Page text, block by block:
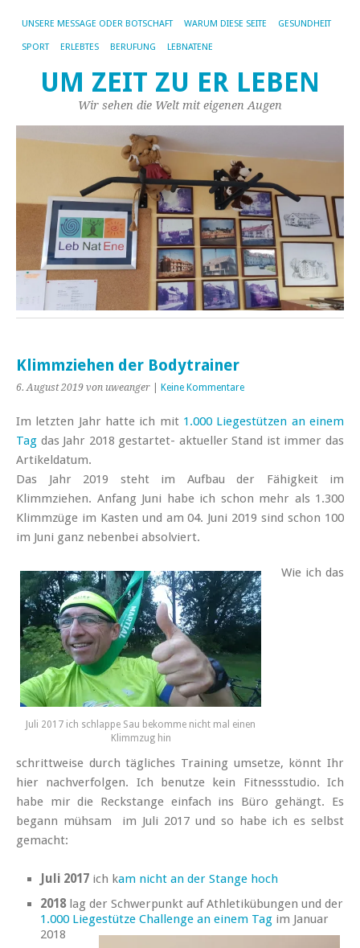
UNSERE MESSAGE ODER BOTSCHAFT WARUM DIESE SEITE GESUNDHEIT
SPORT ERLEBTES BERUFUNG LEBNATENE
UM ZEIT ZU ER LEBEN
Wir sehen die Welt mit eigenen Augen
Klimmziehen der Bodytrainer
6. August 2019 von uweanger Keine Kommentare
Im letzten Jahr hatte ich mit 1.000 Liegestützen an einem
Tag das Jahr 2018 gestartet- aktueller Stand ist immer das
Artikeldatum.
Das Jahr 2019 steht im Aufbau der Fähigkeit im
Klimmziehen. Anfang Juni habe ich schon mehr als 1.300
Klimmzüge im Kasten und am 04. Juni 2019 sind schon 100
im Juni ganz nebenbei absolviert.
Juli 2017 ich schlappe Sau bekomme nicht mal einen
Klimmzug hin
Wie ich das
schrittweise durch tägliches Training umsetze, könnt Ihr
hier nachverfolgen. Ich benutze kein Fitnessstudio. Ich
habe mir die Reckstange einfach ins Büro gehängt. Es
begann mühsam im Juli 2017 und so habe ich es selbst
gemacht:
Juli 2017 ich kam nicht an der Stange hoch
2018lag der Schwerpunkt auf Athletikübungen und der
1.000 Liegestütze Challenge an einem Tag im Januar
2018